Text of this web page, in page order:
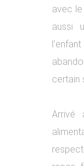
avec
aussi
certain
Arrivé